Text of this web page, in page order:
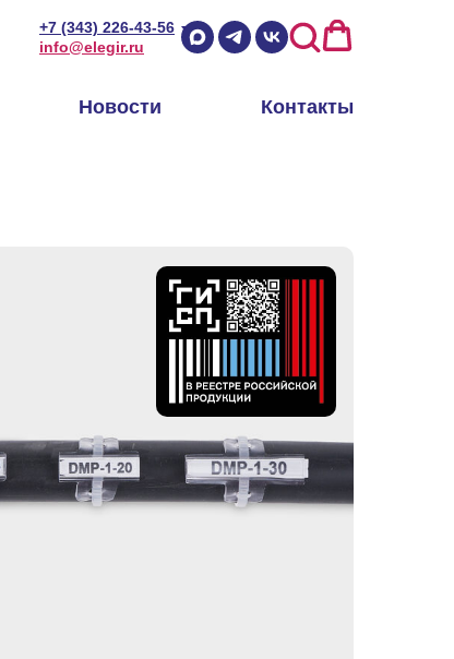
+7 (343) 226-43-56
info@elegir.ru
Новости Контакты